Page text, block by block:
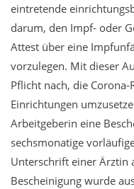
eintretende
darum, den Impf- oder
Attest über eine
vorzulegen. Mit dieser
Pflicht nach, die
Einrichtungen
Arbeitgeberin eine
sechsmonatige
Unterschrift einer Ärztin
Bescheinigung wurde